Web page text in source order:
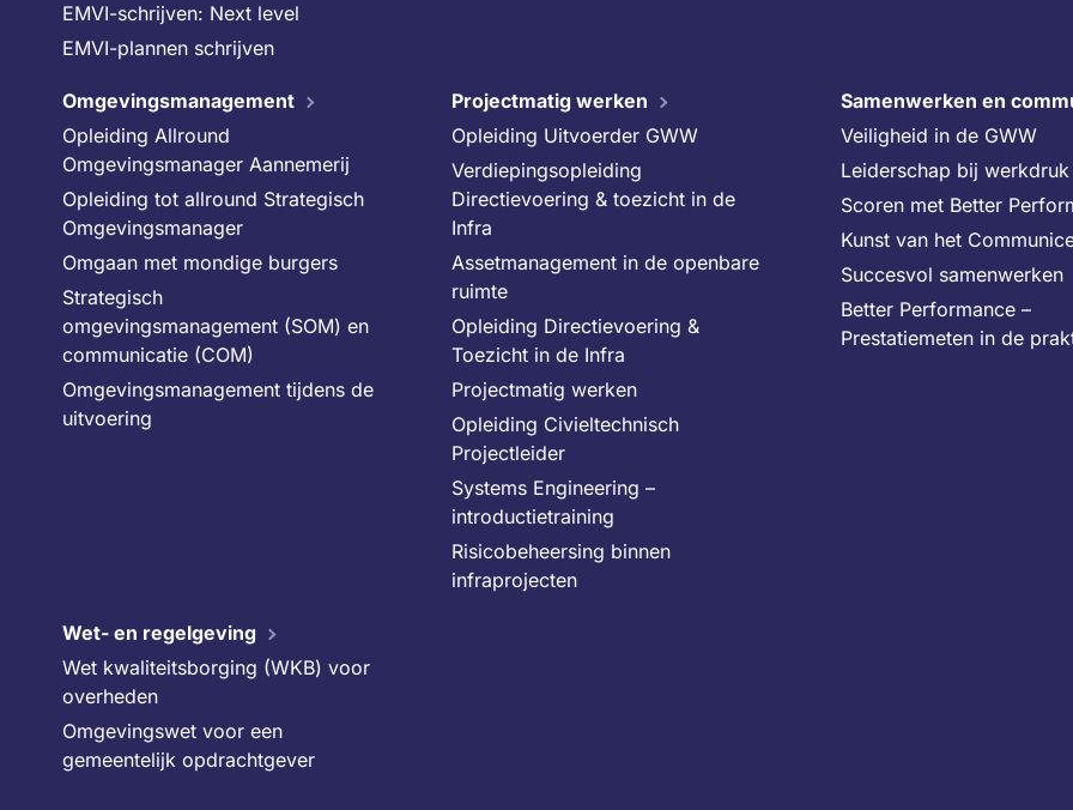
EMVI-schrijven: Next level
EMVI-plannen schrijven
Omgevingsmanagement
Opleiding Allround
Omgevingsmanager Aannemerij
Opleiding tot allround Strategisch
Omgevingsmanager
Omgaan met mondige burgers
Strategisch
omgevingsmanagement (SOM) en
communicatie (COM)
Omgevingsmanagement tijdens de
uitvoering
Projectmatig werken
Opleiding Uitvoerder GWW
Verdiepingsopleiding
Directievoering & toezicht in de
Infra
Assetmanagement in de openbare
ruimte
Opleiding Directievoering &
Toezicht in de Infra
Projectmatig werken
Opleiding Civieltechnisch
Projectleider
Systems Engineering –
introductietraining
Risicobeheersing binnen
infraprojecten
Samenwerken en
Veiligheid in de GWW
Leiderschap bij
Scoren met Better
Kunst van het
Succesvol samenwerken
Better Performance –
Prestatiemeten in de
Wet- en regelgeving
Wet kwaliteitsborging (WKB) voor
overheden
Omgevingswet voor een
gemeentelijk opdrachtgever